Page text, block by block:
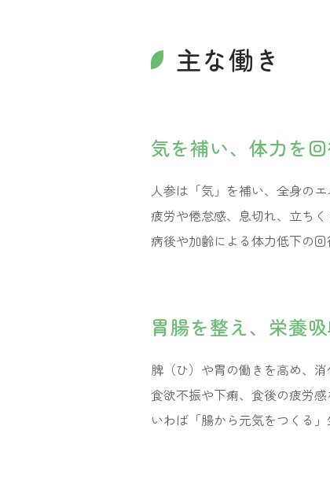
主な働き
気を補い、体力を
人参は「気」を補い、全身のエ
疲労や倦怠感、息切れ、立ち
病後や加齢による体力低下の回
胃腸を整え、栄養
脾（ひ）や胃の働きを高め、消
食欲不振や下痢、食後の疲労
いわば「腸から元気をつくる」